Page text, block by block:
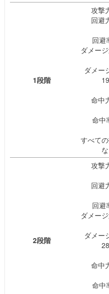
1段階
攻撃
回避
回避
ダメー
ダメー
命中
命中
すべて
2段階
攻撃
回避
回避
ダメー
ダメー
命中
命中